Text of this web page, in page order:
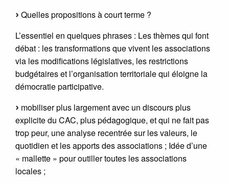
Quelles propositions à court terme ?
L’essentiel en quelques phrases : Les thèmes qui font
débat : les transformations que vivent les associations
via les modifications législatives, les restrictions
budgétaires et l’organisation territoriale qui éloigne la
démocratie participative.
mobiliser plus largement avec un discours plus
explicite du CAC, plus pédagogique, et qui ne fait pas
trop peur, une analyse recentrée sur les valeurs, le
quotidien et les apports des associations ; Idée d’une
« mallette » pour outiller toutes les associations
locales ;